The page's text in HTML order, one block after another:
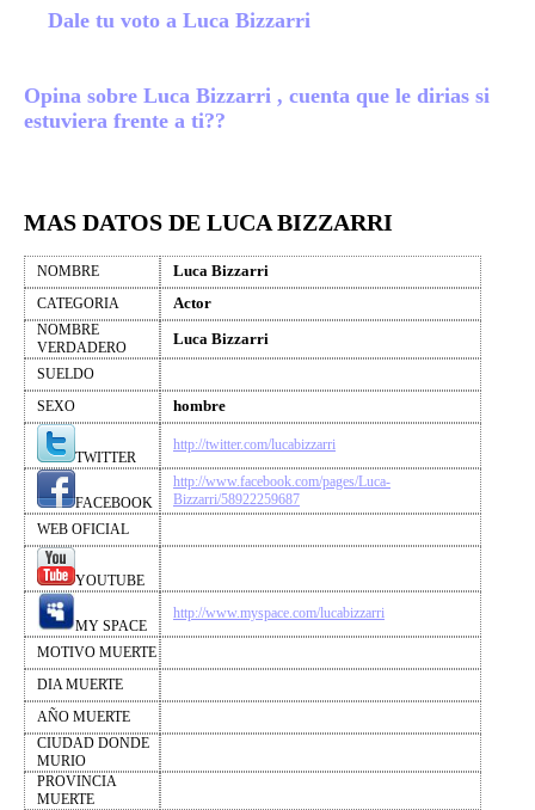
Dale tu voto a Luca Bizzarri
Opina sobre Luca Bizzarri , cuenta que le dirias si
estuviera frente a ti??
MAS DATOS DE LUCA BIZZARRI
NOMBRE Luca Bizzarri
CATEGORIA Actor
NOMBRE
VERDADERO
Luca Bizzarri
SUELDO
SEXO
hombre
TWITTER
http://twitter.com/lucabizzarri
FACEBOOK
http://www.facebook.com/pages/Luca-
Bizzarri/58922259687
WEB OFICIAL
YOUTUBE
MY SPACE
http://www.myspace.com/lucabizzarri
MOTIVO MUERTE
DIA MUERTE
AÑO MUERTE
CIUDAD DONDE
MURIO
PROVINCIA
MUERTE